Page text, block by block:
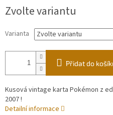
cena:
Zvolte variantu
Varianta
Přidat do
Kusová vintage karta Pokémon z
2007 !
Detailní informace